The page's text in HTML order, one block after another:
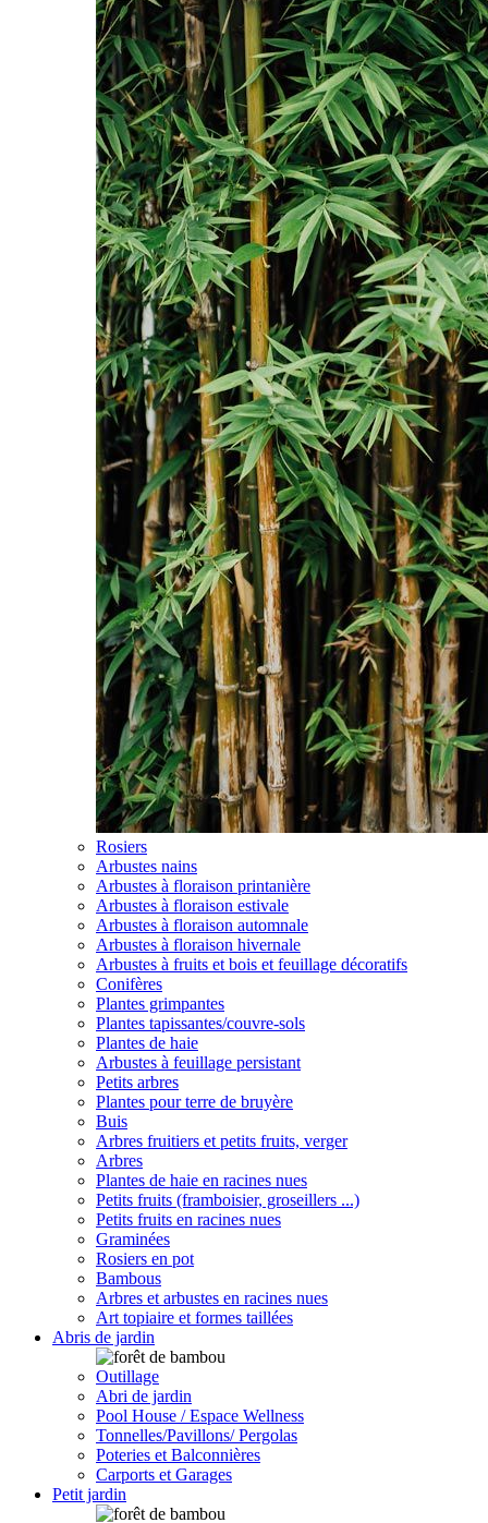
Rosiers
Arbustes nains
Arbustes à floraison printanière
Arbustes à floraison estivale
Arbustes à floraison automnale
Arbustes à floraison hivernale
Arbustes à fruits et bois et feuillage décoratifs
Conifères
Plantes grimpantes
Plantes tapissantes/couvre-sols
Plantes de haie
Arbustes à feuillage persistant
Petits arbres
Plantes pour terre de bruyère
Buis
Arbres fruitiers et petits fruits, verger
Arbres
Plantes de haie en racines nues
Petits fruits (framboisier, groseillers ...)
Petits fruits en racines nues
Graminées
Rosiers en pot
Bambous
Arbres et arbustes en racines nues
Art topiaire et formes taillées
Abris de jardin
Outillage
Abri de jardin
Pool House / Espace Wellness
Tonnelles/Pavillons/ Pergolas
Poteries et Balconnières
Carports et Garages
Petit jardin